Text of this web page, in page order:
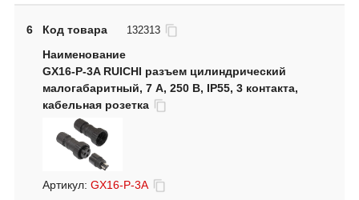
6 Код товара 132313
GX16-P-3A RUICHI разъем цилиндрический
малогабаритный, 7 А, 250 В, IP55, 3 контакта,
кабельная розетка
Артикул: GX16-P-3A